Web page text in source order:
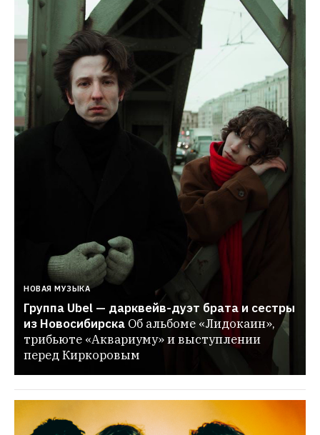
НОВАЯ МУЗЫКА
Группа Ubel — дарквейв-дуэт брата и сестры
из Новосибирска Об альбоме «Лидокаин»,
трибьюте «Аквариуму» и выступлении
перед Киркоровым